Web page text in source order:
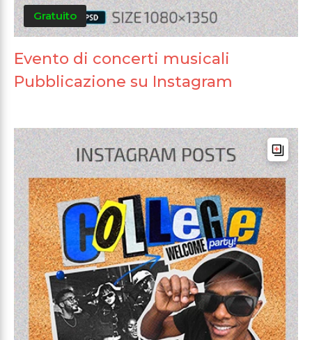
Gratuito
Evento di concerti musicali
Pubblicazione su Instagram